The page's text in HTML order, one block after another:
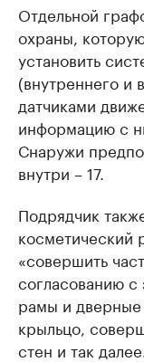
Отдельной
охраны,
установить
(внутреннего и
датчиками
информацию с
Снаружи
внутри – 17.
Подрядчик
косметический
«совершить
согласованию с
рамы и
крыльцо,
стен и так далее.